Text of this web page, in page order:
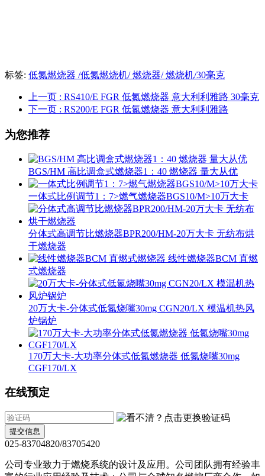
标签: 低氮燃烧器 /低氮燃烧机/ 燃烧器/ 燃烧机/30毫克
上一页 : RS410/E FGR 低氮燃烧器 意大利利雅路 30毫克
下一页 : RS200/E FGR 低氮燃烧器 意大利利雅路
为您推荐
BGS/HM 高比调盒式燃烧器1：40 燃烧器 量大从优
一体式比例调节1：7>燃气燃烧器BGS10/M>10万大卡
分体式高调节比燃烧器BPR200/HM-20万大卡 无纺布烘
干燃烧器
线性燃烧器BCM 直燃
式燃烧器
20万大卡-分体式低氮烧嘴30mg CGN20/LX 模温机热风
炉锅炉
170万大卡-大功率分体式低氮燃烧器 低氮烧嘴30mg
CGF170/LX
在线预定
提交信息
025-83704820/83705420
公司专业致力于燃烧系统的设计及应用。公司团队拥有经验丰